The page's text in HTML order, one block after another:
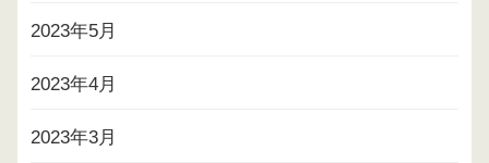
2023年5月
2023年4月
2023年3月